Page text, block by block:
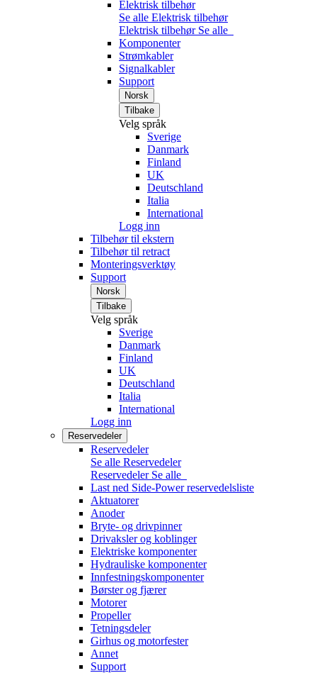
Elektrisk tilbehør
Se alle Elektrisk tilbehør
Elektrisk tilbehør Se alle
Komponenter
Strømkabler
Signalkabler
Support
Norsk
Tilbake
Velg språk
Sverige
Danmark
Finland
UK
Deutschland
Italia
International
Logg inn
Tilbehør til ekstern
Tilbehør til retract
Monteringsverktøy
Support
Norsk
Tilbake
Velg språk
Sverige
Danmark
Finland
UK
Deutschland
Italia
International
Logg inn
Reservedeler
Reservedeler
Se alle Reservedeler
Reservedeler Se alle
Last ned Side-Power reservedelsliste
Aktuatorer
Anoder
Bryte- og drivpinner
Drivaksler og koblinger
Elektriske komponenter
Hydrauliske komponenter
Innfestningskomponenter
Børster og fjærer
Motorer
Propeller
Tetningsdeler
Girhus og motorfester
Annet
Support